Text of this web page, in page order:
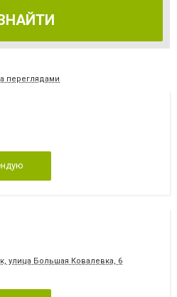
переглядами
улица Большая Ковалевка, 6